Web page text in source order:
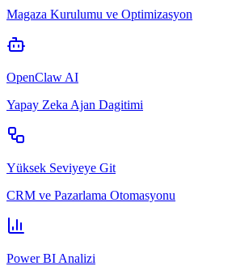
Magaza Kurulumu ve Optimizasyon
OpenClaw AI
Yapay Zeka Ajan Dagitimi
Yüksek Seviyeye Git
CRM ve Pazarlama Otomasyonu
Power BI Analizi